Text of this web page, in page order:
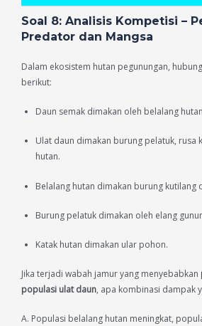
Soal 8: Analisis Kompetisi –
Predator dan Mangsa
Dalam ekosistem hutan pegunungan,
berikut:
Daun semak dimakan oleh belalang
Ulat daun dimakan burung pelatuk, rusa
hutan.
Belalang hutan dimakan burung kutilang
Burung pelatuk dimakan oleh elang
Katak hutan dimakan ular pohon.
Jika terjadi wabah jamur yang menyebabkan
populasi ulat daun, apa kombinasi dampak
A. Populasi belalang hutan meningkat,